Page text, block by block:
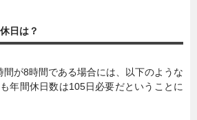
日は？
が8時間である場合には、以下のような
年間休日数は105日必要だということに